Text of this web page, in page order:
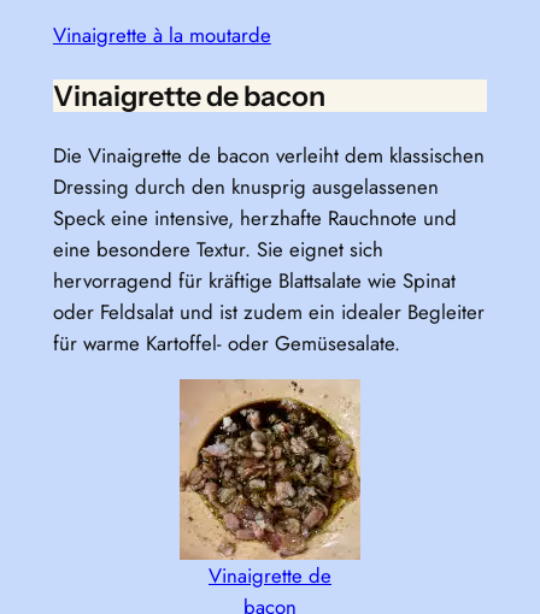
Vinaigrette à la moutarde
Vinaigrette de bacon
Die Vinaigrette de bacon verleiht dem klassischen
Dressing durch den knusprig ausgelassenen
Speck eine intensive, herzhafte Rauchnote und
eine besondere Textur. Sie eignet sich
hervorragend für kräftige Blattsalate wie Spinat
oder Feldsalat und ist zudem ein idealer Begleiter
für warme Kartoffel- oder Gemüsesalate.
Vinaigrette de
bacon